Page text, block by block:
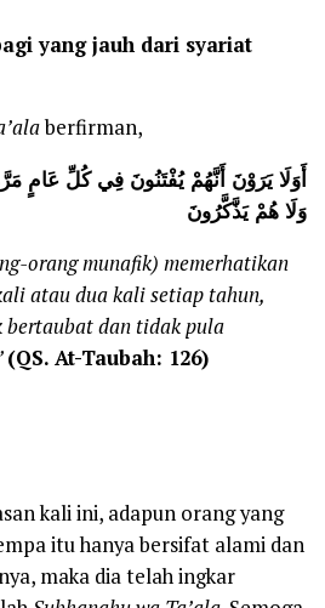
yang jauh dari syariat
berfirman,
أَوَلَا يَرَوْنَ أَنَّهُمْ يُفْتَنُونَ فِي كُلِّ عَامٍ
وَلَا هُمْ يَذَّكَّرُونَ
orang munafik) memerhatikan
atau dua kali setiap tahun,
bertaubat dan tidak pula
(QS. At-Taubah: 126)
kali ini, adapun orang yang
itu hanya bersifat alami dan
maka dia telah ingkar